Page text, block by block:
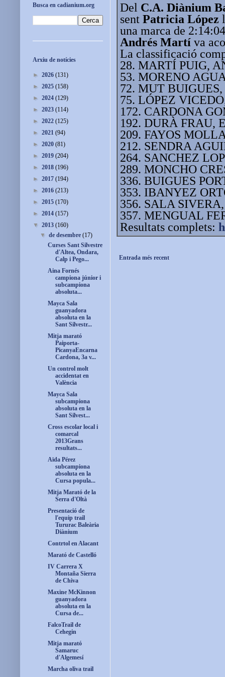
Del C.A. Diànium
sent Patricia López
una marca de
Andrés Martí va
La classificació
28. MARTÍ PUIG,
53. MORENO
72. MUT BUIGUES,
75. LÓPEZ
172. CARDONA
192. DURÀ FRAU,
209. FAYOS
212. SENDRA
264. SANCHEZ
289. MONCHO
336. BUIGUES
353. IBANYEZ
356. SALA
357. MENGUAL
Resultats complets:
Entrada més recent
Busca en cadianium.org
Arxiu de notícies
► 2026 (131)
► 2025 (158)
► 2024 (129)
► 2023 (114)
► 2022 (125)
► 2021 (94)
► 2020 (81)
► 2019 (204)
► 2018 (196)
► 2017 (194)
► 2016 (213)
► 2015 (170)
► 2014 (157)
▼ 2013 (160)
▼de desembre(17)
Curses Sant Silvestre
d'Altea, Ondara,
Calp i Pego...
Aina Fornés
campiona júnior i
subcampiona
absoluta...
Mayca Sala
guanyadora
absoluta en la
Sant Silvestr...
Mitja marató
Paiporta-
PicanyaEncarna
Cardona, 3a v...
Un control molt
accidentat en
València
Mayca Sala
subcampiona
absoluta en la
Sant Silvest...
Cross escolar local i
comarcal
2013Grans
resultats...
Aïda Pérez
subcampiona
absoluta en la
Cursa popula...
Mitja Marató de la
Serra d'Oltà
Presentació de
l'equip trail
Tururac Baleària
Diànium
Contrtol en Alacant
Marató de Castelló
IV Carrera X
Montaña Sierra
de Chiva
Maxine McKinnon
guanyadora
absoluta en la
Cursa de...
FalcoTrail de
Cehegin
Mitja marató
Samaruc
d'Algemesí
Marcha oliva trail